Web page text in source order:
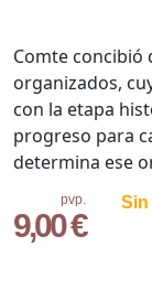
pvp.
9,00 €
Sin
Comte concibió
organizados,
con la etapa
progreso para
determina ese